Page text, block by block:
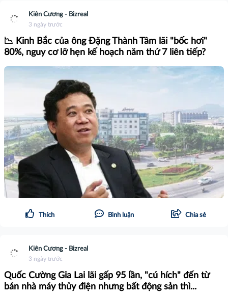
Kiên Cương - Bizreal
3 ngày trước
📉 Kinh Bắc của ông Đặng Thành Tâm lãi "bốc hơi"
80%, nguy cơ lỡ hẹn kế hoạch năm thứ 7 liên tiếp?
Thích Bình luận Chia sẻ
Kiên Cương - Bizreal
3 ngày trước
Quốc Cường Gia Lai lãi gấp 95 lần, "cú hích" đến từ
bán nhà máy thủy điện nhưng bất động sản thì...